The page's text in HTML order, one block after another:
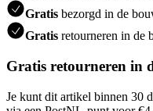
Gratis bezorgd in de
Gratis retourneren in de
Gratis retourneren in
Je kunt dit artikel binnen 30